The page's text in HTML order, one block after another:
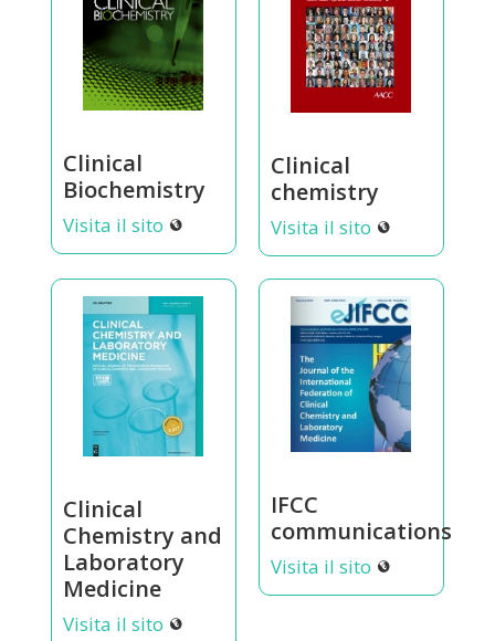
Clinical
Biochemistry
Visita il sito
Clinical
chemistry
Visita il sito
Clinical
Chemistry and
Laboratory
Medicine
Visita il sito
IFCC
communications
Visita il sito